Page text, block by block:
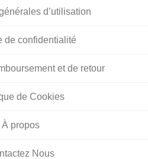
d’utilisation
de confidentialité
et de retour
de Cookies
À propos
Nous